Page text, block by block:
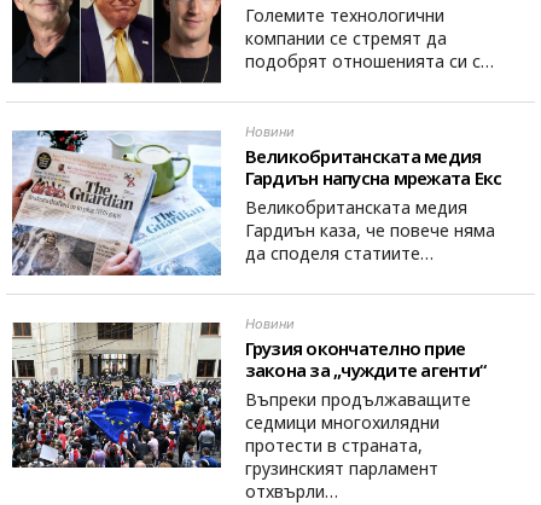
Големите технологични
компании се стремят да
подобрят отношенията си с…
Новини
Великобританската медия
Гардиън напусна мрежата Екс
Великобританската медия
Гардиън каза, че повече няма
да споделя статиите…
Новини
Грузия окончателно прие
закона за „чуждите агенти“
Въпреки продължаващите
седмици многохилядни
протести в страната,
грузинският парламент
отхвърли…